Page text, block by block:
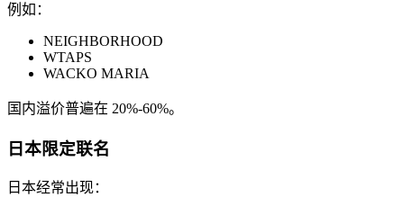
例如：
NEIGHBORHOOD
WTAPS
WACKO MARIA
国内溢价普遍在 20%-60%。
日本限定联名
日本经常出现：